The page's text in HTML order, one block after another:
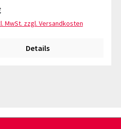
Preis:
MwSt. zzgl. Versandkosten
Details